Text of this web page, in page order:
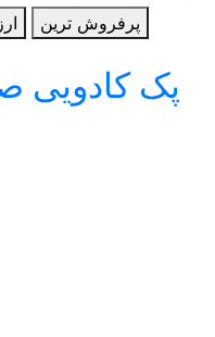
پرفروش ترین
پک کادویی